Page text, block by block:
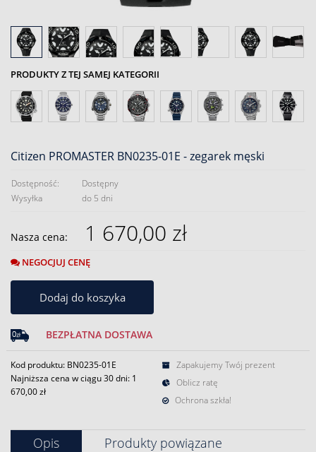
PRODUKTY Z TEJ SAMEJ KATEGORII
Citizen PROMASTER BN0235-01E - zegarek męski
Dostępność:
Dostępny
Wysyłka
do 5 dni
Nasza cena: 1 670,00 zł
NEGOCJUJ CENĘ
Dodaj do koszyka
BEZPŁATNA DOSTAWA
Kod produktu: BN0235-01E
Najniższa cena w ciągu 30 dni: 1
670,00 zł
Zapakujemy Twój prezent
Oblicz ratę
Ochrona szkła!
Opis
Produkty powiązane